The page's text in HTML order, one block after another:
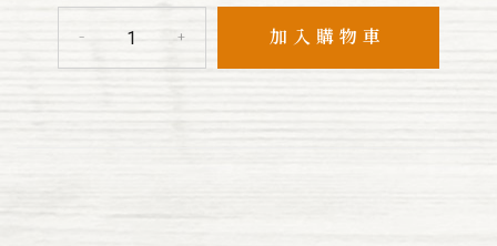
- + 加入購物車